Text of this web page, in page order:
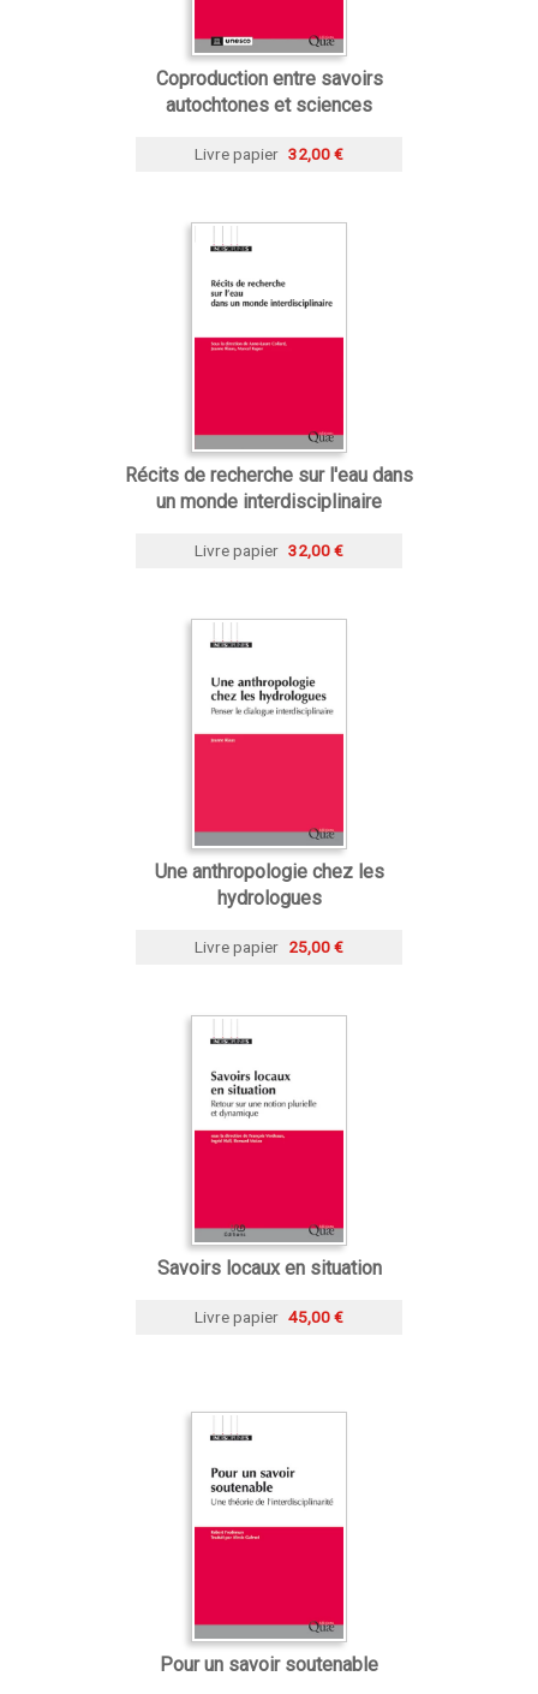
Coproduction entre savoirs
autochtones et sciences
Livre papier 32,00 €
Récits de recherche sur l'eau dans
un monde interdisciplinaire
Livre papier 32,00 €
Une anthropologie chez les
hydrologues
Livre papier 25,00 €
Savoirs locaux en situation
Livre papier 45,00 €
Pour un savoir soutenable